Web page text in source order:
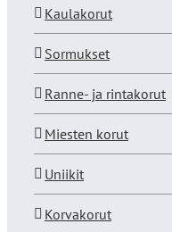
Kaulakorut
Sormukset
Ranne- ja rintakorut
Miesten korut
Uniikit
Korvakorut